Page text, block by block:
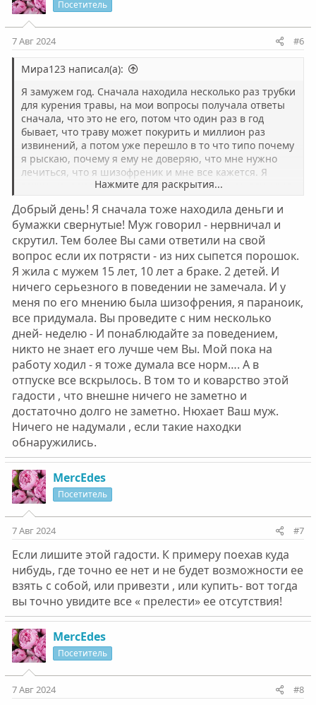
Посетитель
7 Авг 2024 #6
Мира123 написал(а):
Я замужем год. Сначала находила несколько раз трубки
для курения травы, на мои вопросы получала ответы
сначала, что это не его, потом что один раз в год
бывает, что траву может покурить и миллион раз
извинений, а потом уже перешло в то что типо почему
я рыскаю, почему я ему не доверяю, что мне нужно
лечиться, что я шизофреник и мне все кажется. Я
также находила пакетики с порошком белым, один раз
сказал, что это для интимной близости в специальном
индийском магазине покупает, сказал, что готов
пройти любой тест, который куплю в аптеке. Что-то я
ему поверила и решила не ковырять, слишком
убедительно было все и яро. Также нахожу стикеры,
маленькие бумажки скрученные, об стол их чуть
встряхнула и немного белого порошка выпало. Эти
бумажки повсюду. Он мне говорит на это, что мне
кажется, что у него просто привычка скручивать их и
все. Также у него все время разные зажигалки нахожу.
Он не курит сигареты, запаха травы давно нет, трубки
не нахожу, но зажигалки во всех джинсах и в халатах.
Здесь он тоже меня сумасшедшей выставляет, что
типо у меня такая ужасная реакция на обычные
зажигалки. Он сам всегда одинаковый, всегда милый,
кроме моментов, когда я на него давлю с моими
находками. Он очень успешный и талантливый.
Никогда не замечала, чтобы его поведение менялось. Я
не знаю, что мне делать. Я его очень люблю. Но очень
боюсь этого всего, боюсь, от незнания, что он
употребляет я реально свихнусь скоро, я стала похожа
на ищейку, вообще перестала ему доверять.
Отношения портятся. Скажите, может ли быть такое,
что я реально сама себе надумала все? Если нет, что он
может употреблять. Я все наркотики перечисляла ему,
что соль, меф (сказал, что это вообще самое худшее,
что может быть) амфетамин, кокаин на счёт всего
говорит, что нет,никогда. Я уже давно на вашем сайте
сижу и читаю разные истории людей, знания немного
появились. Но разве может быть такое, что он
употребляет, а по внешнему виду ну совсем это
незаметно?
Кстати, когда про траву говорю, что я против, он
соглашается со мной. Но говорит, что это тоже самое,
что я могу выпить в месяц 1 раз бокал вина, что типо я
тоже получается зависимая. Мне очень не нравится во
что превращаются отношения
Нажмите для раскрытия...
Добрый день! Я сначала тоже находила деньги и
бумажки свернутые! Муж говорил - нервничал и
скрутил. Тем более Вы сами ответили на свой
вопрос если их потрясти - из них сыпется порошок.
Я жила с мужем 15 лет, 10 лет а браке. 2 детей. И
ничего серьезного в поведении не замечала. И у
меня по его мнению была шизофрения, я параноик,
все придумала. Вы проведите с ним несколько
дней- неделю - И понаблюдайте за поведением,
никто не знает его лучше чем Вы. Мой пока на
работу ходил - я тоже думала все норм…. А в
отпуске все вскрылось. В том то и коварство этой
гадости , что внешне ничего не заметно и
достаточно долго не заметно. Нюхает Ваш муж.
Ничего не надумали , если такие находки
обнаружились.
MercEdes
Посетитель
7 Авг 2024 #7
Если лишите этой гадости. К примеру поехав куда
нибудь, где точно ее нет и не будет возможности ее
взять с собой, или привезти , или купить- вот тогда
вы точно увидите все « прелести» ее отсутствия!
MercEdes
Посетитель
7 Авг 2024 #8